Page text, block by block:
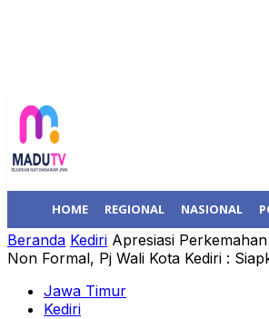
HOME REGIONAL NASIONAL
Beranda Kediri Apresiasi
Non Formal, Pj Wali Kota Kediri :
Jawa Timur
Kediri